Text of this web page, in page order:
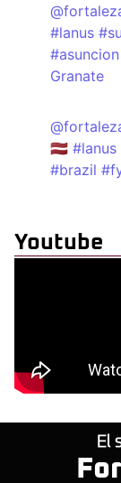
#lanus
#asuncion
Granate
🇱🇻 #lanus
#brazil
Youtube
El